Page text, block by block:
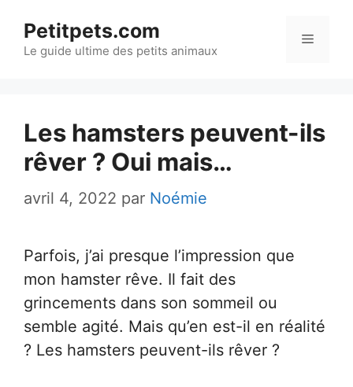
contenu
Petitpets.com
Le guide ultime des petits animaux
Menu
Les hamsters peuvent-ils
rêver ? Oui mais…
avril 4, 2022 par Noémie
Parfois, j’ai presque l’impression que
mon hamster rêve. Il fait des
grincements dans son sommeil ou
semble agité. Mais qu’en est-il en réalité
? Les hamsters peuvent-ils rêver ?